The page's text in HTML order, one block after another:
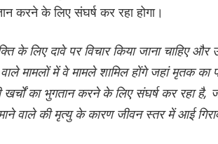
करने के लिए संघर्ष कर रहा होगा।
के लिए दावे पर विचार किया जाना चाहिए और
मामलों में वे मामले शामिल होंगे जहां मृतक का
का भुगतान करने के लिए संघर्ष कर रहा है,
वाले की मृत्यु के कारण जीवन स्तर में आई